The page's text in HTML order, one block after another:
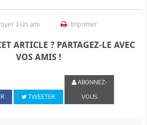
à un ami Imprimer
ARTICLE ? PARTAGEZ-LE AVEC
VOS AMIS !
TWEETER
ABONNEZ-
VOUS